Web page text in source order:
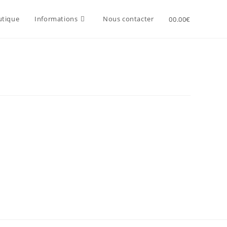
Informations Nous contacter 00.00€